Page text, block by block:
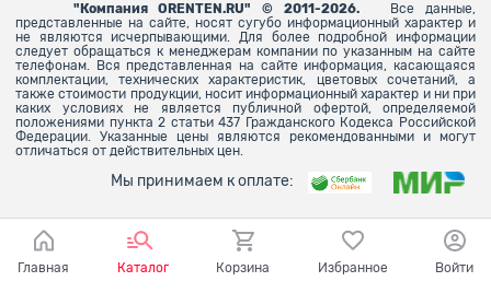
" Компания ORENTEN.RU" © 2011-2026.
Все данные,
представленные на сайте, носят сугубо информационный характер и
не являются исчерпывающими. Для более подробной информации
следует обращаться к менеджерам компании по указанным на сайте
телефонам. Вся представленная на сайте информация, касающаяся
комплектации, технических характеристик, цветовых сочетаний, а
также стоимости продукции, носит информационный характер и ни при
каких условиях не является публичной офертой, определяемой
положениями пункта 2 статьи 437 Гражданского Кодекса Российской
Федерации. Указанные цены являются рекомендованными и могут
отличаться от действительных цен.
Мы принимаем к оплате:
Главная Каталог Корзина Избранное Войти